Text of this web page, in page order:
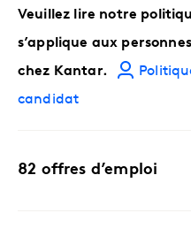
Veuillez lire notre
s’applique aux
chez Kantar.
candidat
82 offres d’emploi